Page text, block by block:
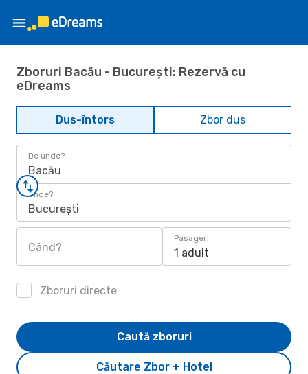
Zboruri Bacău - București: Rezervă cu
eDreams
Dus-întors Zbor dus
De unde?
Bacău
Unde?
București
Când?
Pasageri
1 adult
Zboruri directe
Căutare Zbor + Hotel
Caută zboruri